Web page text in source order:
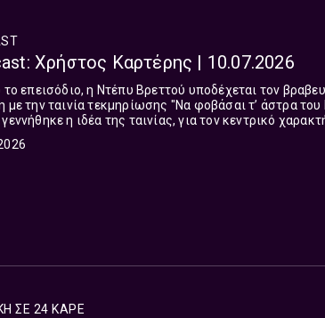
Χρήστος Καρτέρης | 10.07.2026
το επεισόδιο, η Ντέπυ Βρεττού υποδέχεται τον
την ταινία τεκμηρίωσης "Να φοβάσαι τ’ άστρα του Νοτιά"
η ιδέα της ταινίας, για τον κεντρικό
ΣΕ 24 ΚΑΡΕ